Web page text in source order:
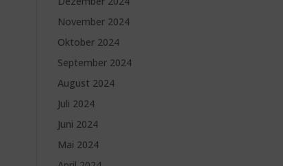
November 2024
Oktober 2024
September 2024
August 2024
Juli 2024
Juni 2024
Mai 2024